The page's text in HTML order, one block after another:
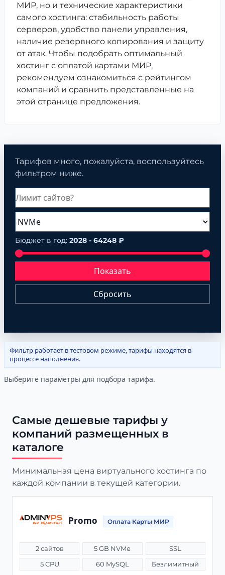
МИР, но и технические характеристики
самого хостинга: стабильность работы
серверов, удобство панели управления,
наличие резервного копирования и защиту
от атак. Чтобы подобрать оптимальный
хостинг с оплатой картами МИР,
рекомендуем ознакомиться с рейтингом
компаний и сравнить представленные на
этой странице предложения.
Тарифов много, пожалуйста, воспользуйтесь
фильтром ниже.
Бюджет в год: 2028 - 64248 ₽
Показать
Сбросить
Фильтр работает в тестовом режиме, тарифы находятся в
процессе наполнения.
Выберите параметры для подбора тарифа.
Самые дешевые тарифы у
компаний размещенных в
каталоге
Минимальная цена виртуального хостинга по
каждой компании в текущей категории.
Promo Оплата Карты МИР
2 сайтов 5 GB NVMe
SSL
5 CPU
60 MySQL Безлимитный